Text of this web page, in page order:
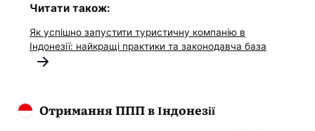
Читати також:
Як успішно запустити туристичну компанію в
Індонезії: найкращі практики та законодавча база
Отримання ППП в Індонезії